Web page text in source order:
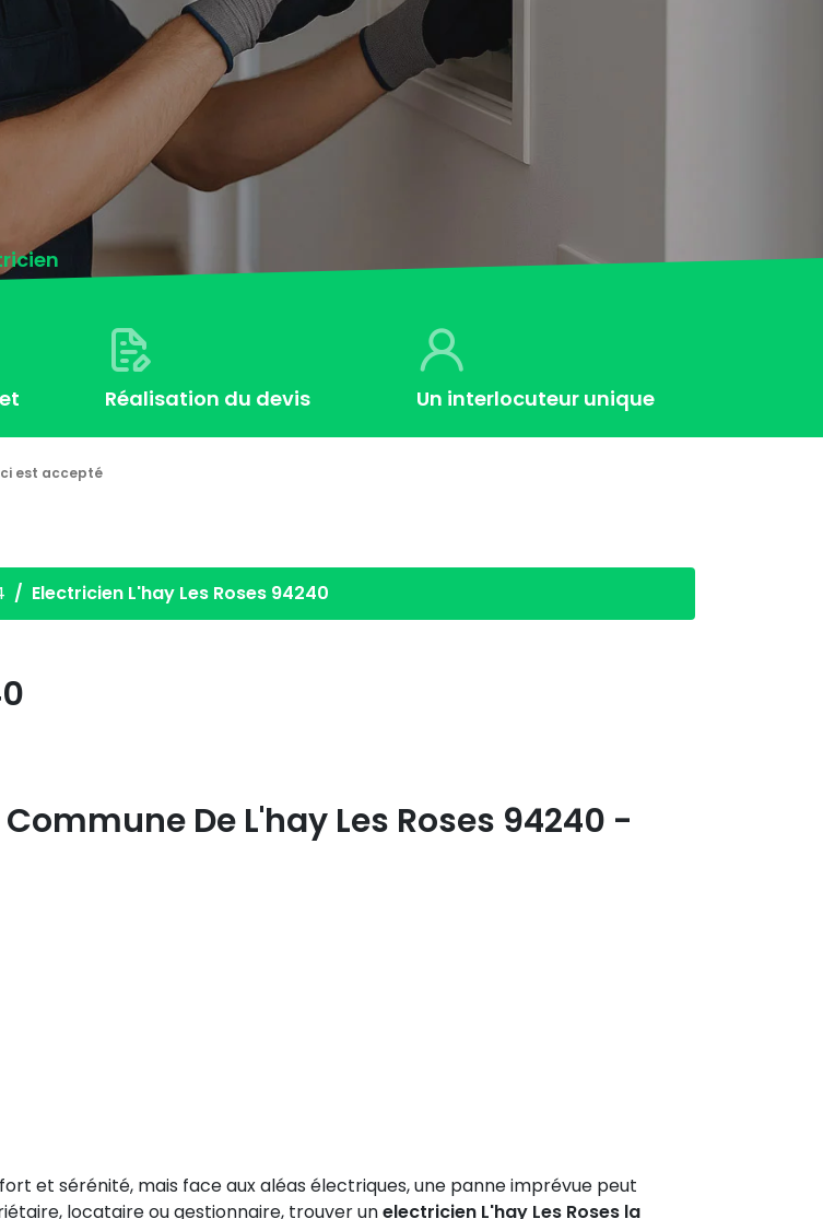
Réalisation du devis Un interlocuteur unique
est accepté
Electricien L'hay Les Roses 94240
De L'hay Les Roses 94240 -
et sérénité, mais face aux aléas électriques, une panne imprévue peut
locataire ou gestionnaire, trouver unelectricien L'hay Les Roses la